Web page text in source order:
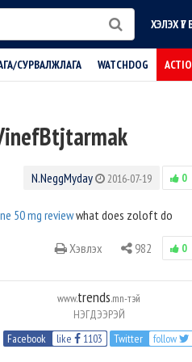
ХЭЛЭХ
СУРВАЛЖЛАГА WATCHDOG
N.NeggMyday 2016-07-19 0
50 mg reviewwhat does zoloft do
Хэвлэх 982 0
www.trends.mn-тэй
НЭГДЭЭРЭЙ
Facebook
like 1103 Twitter follow